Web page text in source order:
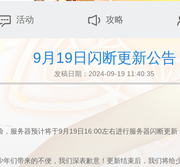
活动 攻略
9月19日闪断更新公告
发稿日期：2024-09-19 11:40:35
服务器预计将于9月19日16:00左右进行服务器闪断更新
们带来的不便，我们深表歉意！更新结束后，我们将给